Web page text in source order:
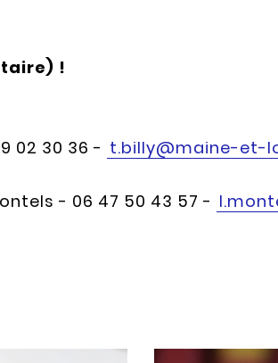
!
02 30 36 - t.billy@maine-et-
- 06 47 50 43 57 -